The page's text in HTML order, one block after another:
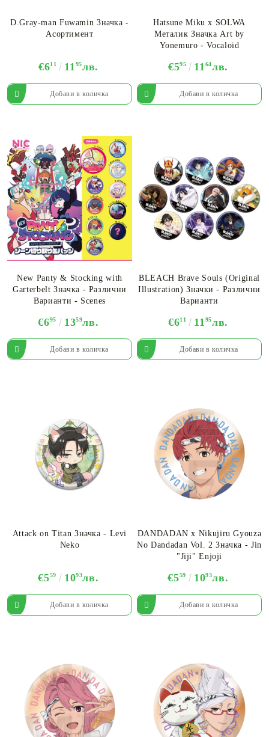
D.Gray-man Fuwamin Значкa -
Асортимент
€611 1195лв.
Hatsune Miku x SOLWA
Металик Значка Art by
Yonemuro - Vocaloid
€595 1164лв.
New Panty & Stocking with
Garterbelt Значка - Различни
Варианти - Scenes
€695 1359лв.
BLEACH Brave Souls (Original
Illustration) Значки - Различни
Варианти
€611 1195лв.
Attack on Titan Значка - Levi
Neko
€559 1093лв.
DANDADAN х Nikujiru Gyouza
No Dandadan Vol. 2 Значка - Jin
"Jiji" Enjoji
€559 1093лв.